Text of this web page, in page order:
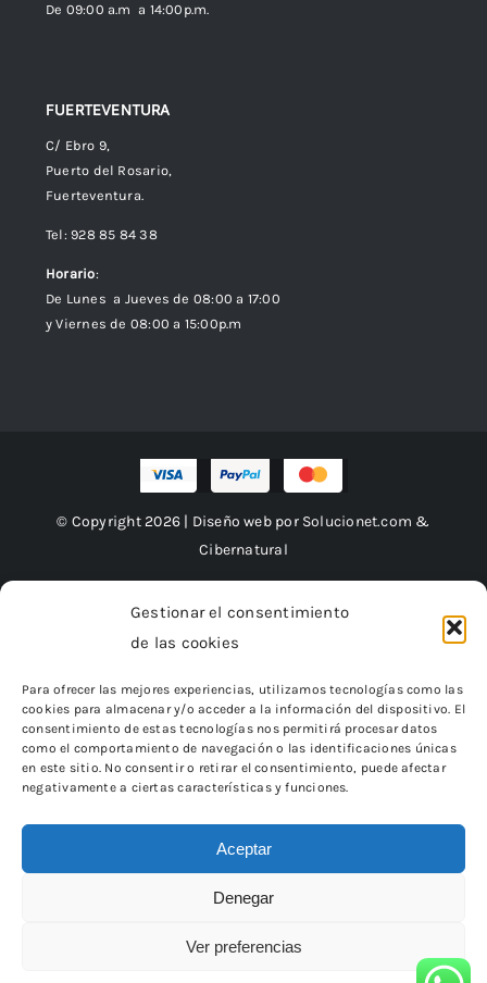
Gestionar el consentimiento
de las cookies
Para ofrecer las mejores experiencias, utilizamos tecnologías como las
cookies para almacenar y/o acceder a la información del dispositivo. El
consentimiento de estas tecnologías nos permitirá procesar datos
como el comportamiento de navegación o las identificaciones únicas
en este sitio. No consentir o retirar el consentimiento, puede afectar
negativamente a ciertas características y funciones.
Aceptar
Denegar
Ver preferencias
De 09:00 a.m a 14:00p.m.
FUERTEVENTURA
C/ Ebro 9,
Puerto del Rosario,
Fuerteventura.
Tel: 928 85 84 38
Horario:
De Lunes a Jueves de 08:00 a 17:00
y Viernes de 08:00 a 15:00p.m
© Copyright 2026 | Diseño web por Solucionet.com &
Cibernatural
«Financiado por la Unión Europea – NextGenerationEU.
y no reflejan necesariamente los de la Unión Europea o la Comisión
Europea.